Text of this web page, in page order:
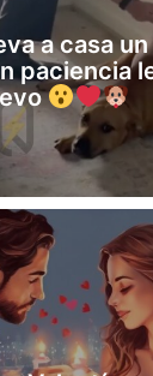
a casa
paciencia